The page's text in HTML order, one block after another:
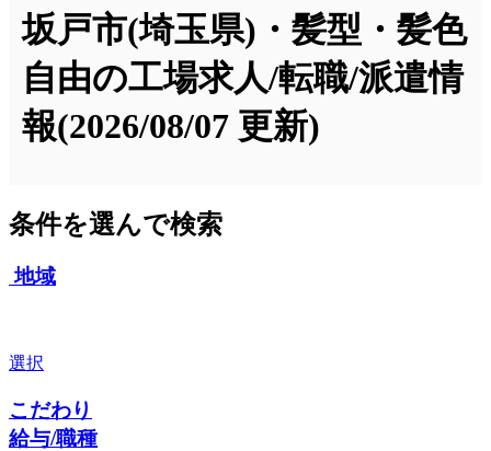
坂戸市(埼玉県)・髪型・髪色
自由の工場求人/転職/派遣情
報(2026/08/07 更新)
条件を選んで検索
地域
選択
こだわり
給与/職種